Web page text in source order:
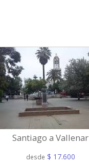
Santiago a Vallenar
desde $ 17.600